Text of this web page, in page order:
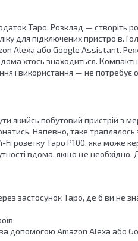
Tapo. Розклад — створіть
для підключених пристроїв.
Alexa або Google Assistant.
хтось знаходиться.
і використання — не потребує
якийсь побутовий пристрій з
Напевно, таке траплялось
Fi розетку Tapo P100, яка може
вдома, якщо це необхідно.
застосунок Tapo, де б ви не
допомогою Amazon Alexa або